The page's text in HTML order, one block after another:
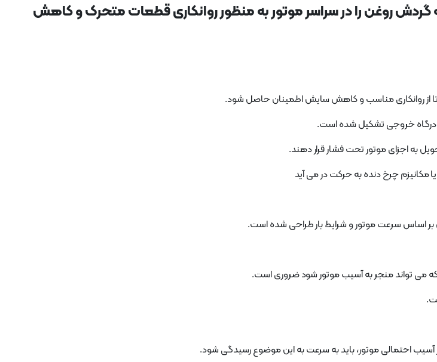
است که وظیفه گردش روغن را در سراسر موتور به منظور روانکاری قطعات متحرک و کاهش
تا از روانکاری مناسب و کاهش سایش اطمینان حاصل شود.
به اجزای موتور تحت فشار قرار دهند.
آسیب احتمالی موتور، باید به سرعت به این موضوع رسیدگی شود.